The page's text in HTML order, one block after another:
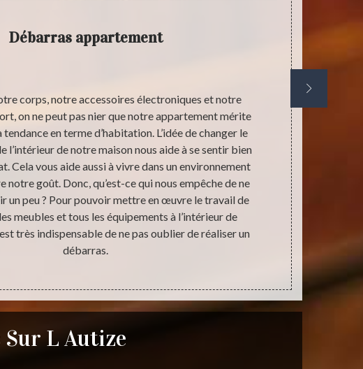
Débarras appartement
corps, notre accessoires électroniques et notre
on ne peut pas nier que notre appartement mérite
tendance en terme d’habitation. L’idée de changer le
l’intérieur de notre maison nous aide à se sentir bien
Cela vous aide aussi à vivre dans un environnement
notre goût. Donc, qu’est-ce qui nous empêche de ne
un peu ? Pour pouvoir mettre en œuvre le travail de
meubles et tous les équipements à l’intérieur de
très indispensable de ne pas oublier de réaliser un
débarras.
Sur L Autize